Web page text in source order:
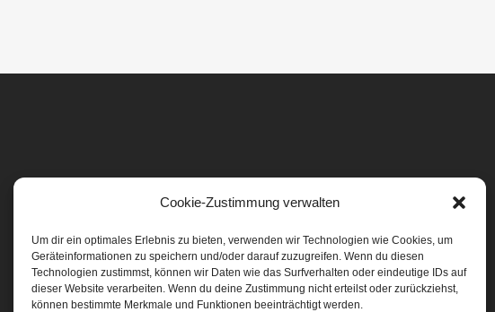
Cookie-Zustimmung verwalten
Um dir ein optimales Erlebnis zu bieten, verwenden wir Technologien wie Cookies, um
Geräteinformationen zu speichern und/oder darauf zuzugreifen. Wenn du diesen
Technologien zustimmst, können wir Daten wie das Surfverhalten oder eindeutige IDs auf
dieser Website verarbeiten. Wenn du deine Zustimmung nicht erteilst oder zurückziehst,
können bestimmte Merkmale und Funktionen beeinträchtigt werden.